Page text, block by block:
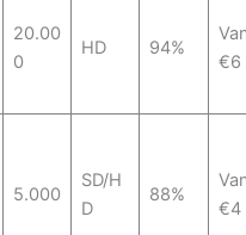
20.00
0
HD 94%
€6
5.000
SD/H
D
88%
€4